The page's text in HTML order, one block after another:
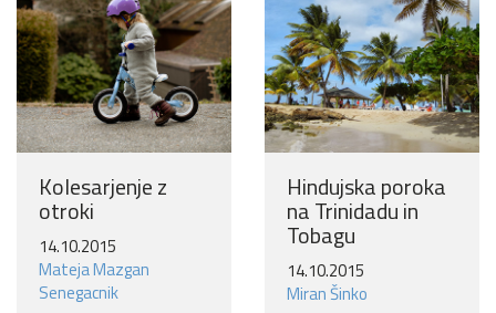
Kolesarjenje z
otroki
14.10.2015
Mateja Mazgan
Senegacnik
Hindujska poroka
na Trinidadu in
Tobagu
14.10.2015
Miran Šinko